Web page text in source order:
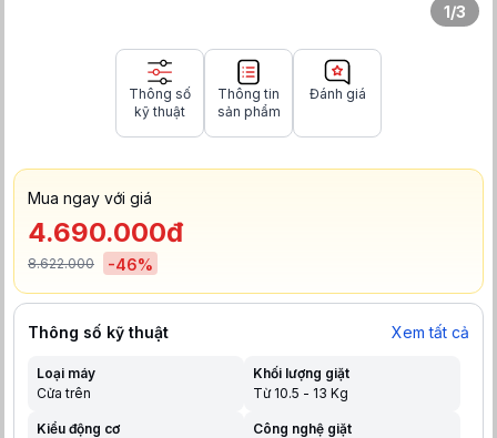
1/3
Thông số
kỹ thuật
Thông tin
sản phẩm
Đánh giá
Mua ngay với giá
4.690.000đ
8.622.000 -46%
Thông số kỹ thuật Xem tất cả
Loại máy
Cửa trên
Khối lượng giặt
Từ 10.5 - 13 Kg
Kiểu động cơ
Công nghệ giặt